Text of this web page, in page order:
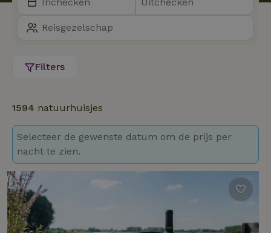
Filters
1594 natuurhuisjes
Selecteer de gewenste datum om de prijs per
nacht te zien.